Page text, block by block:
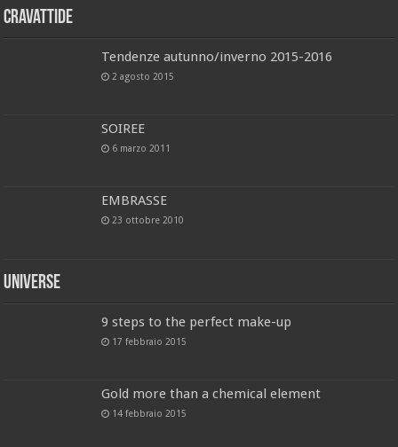
Cravattide
Tendenze autunno/inverno 2015-2016
2 agosto 2015
SOIREE
6 marzo 2011
EMBRASSE
23 ottobre 2010
Universe
9 steps to the perfect make-up
17 febbraio 2015
Gold more than a chemical element
14 febbraio 2015